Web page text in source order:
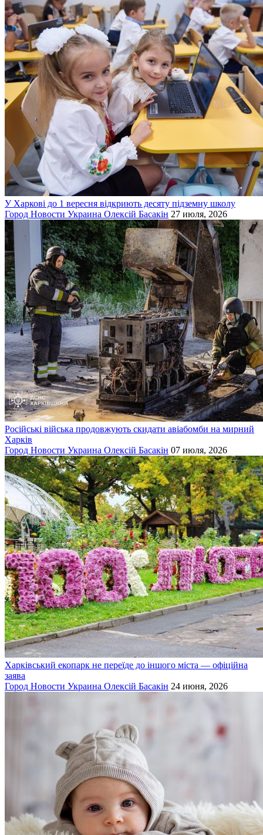
У Харкові до 1 вересня відкриють десяту підземну школу
Город Новости Украина Олексій Басакін 27 июля, 2026
Російські війська продовжують скидати авіабомби на мирний
Харків
Город Новости Украина Олексій Басакін 07 июля, 2026
Харківський екопарк не переїде до іншого міста — офіційна
заява
Город Новости Украина Олексій Басакін 24 июня, 2026